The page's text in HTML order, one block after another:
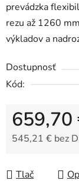
prevádzka
rezu až 1260
výkladov a
Dostupnosť
Kód:
659,70
545,21 € bez
Tlač